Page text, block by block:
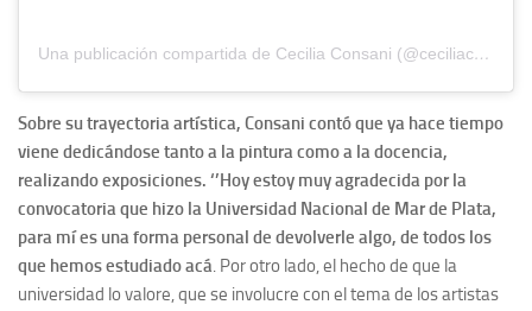
Una publicación compartida de Cecilia Consani (@ceciliaconsani)
Sobre su trayectoria artística, Consani contó que ya hace tiempo
viene dedicándose tanto a la pintura como a la docencia,
realizando exposiciones. ‘’Hoy estoy muy agradecida por la
convocatoria que hizo la Universidad Nacional de Mar de Plata,
para mí es una forma personal de devolverle algo, de todos los
que hemos estudiado acá. Por otro lado, el hecho de que la
universidad lo valore, que se involucre con el tema de los artistas